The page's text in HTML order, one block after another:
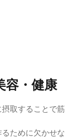
容・健康
取することで
ために欠かせな